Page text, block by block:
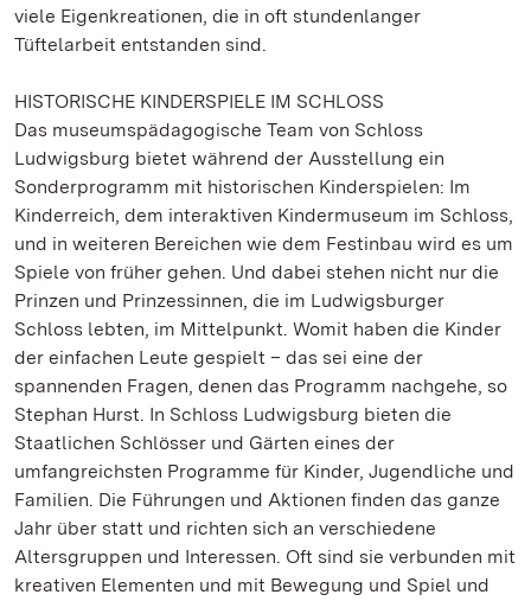
viele Eigenkreationen, die in oft stundenlanger
Tüftelarbeit entstanden sind.
HISTORISCHE KINDERSPIELE IM SCHLOSS
Das museumspädagogische Team von Schloss
Ludwigsburg bietet während der Ausstellung ein
Sonderprogramm mit historischen Kinderspielen: Im
Kinderreich, dem interaktiven Kindermuseum im Schloss,
und in weiteren Bereichen wie dem Festinbau wird es um
Spiele von früher gehen. Und dabei stehen nicht nur die
Prinzen und Prinzessinnen, die im Ludwigsburger
Schloss lebten, im Mittelpunkt. Womit haben die Kinder
der einfachen Leute gespielt – das sei eine der
spannenden Fragen, denen das Programm nachgehe, so
Stephan Hurst. In Schloss Ludwigsburg bieten die
Staatlichen Schlösser und Gärten eines der
umfangreichsten Programme für Kinder, Jugendliche und
Familien. Die Führungen und Aktionen finden das ganze
Jahr über statt und richten sich an verschiedene
Altersgruppen und Interessen. Oft sind sie verbunden mit
kreativen Elementen und mit Bewegung und Spiel und